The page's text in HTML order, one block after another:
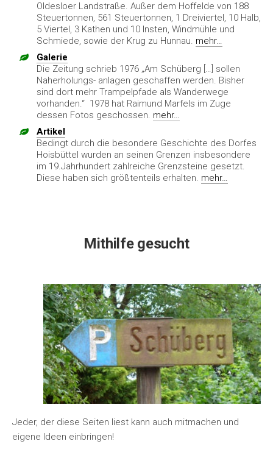
Oldesloer Landstraße. Außer dem Hoffelde von 188
Steuertonnen, 561 Steuertonnen, 1 Dreiviertel, 10 Halb,
5 Viertel, 3 Kathen und 10 Insten, Windmühle und
Schmiede, sowie der Krug zu Hunnau. mehr…
Galerie
Die Zeitung schrieb 1976 „Am Schüberg […] sollen
Naherholungs- anlagen geschaffen werden. Bisher
sind dort mehr Trampelpfade als Wanderwege
vorhanden.“ 1978 hat Raimund Marfels im Zuge
dessen Fotos geschossen. mehr…
Artikel
Bedingt durch die besondere Geschichte des Dorfes
Hoisbüttel wurden an seinen Grenzen insbe­sondere
im 19.Jahrhundert zahlreiche Grenzsteine gesetzt.
Diese haben sich größtenteils erhalten. mehr…
Mithilfe gesucht
Jeder, der diese Seiten liest kann auch mitmachen und
eigene Ideen einbringen!